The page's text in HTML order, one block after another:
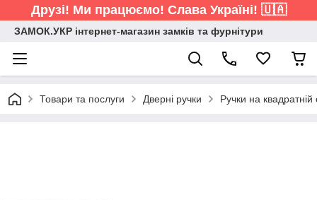
Друзі! Ми працюємо! Слава Україні! 🇺🇦
ЗАМОК.УКР інтернет-магазин замків та фурнітури
Товари та послуги Дверні ручки Ручки на квадратній